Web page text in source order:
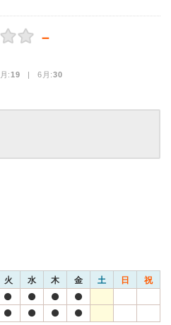
－
:19 | 6月:30
火 水 木 金 土 日 祝